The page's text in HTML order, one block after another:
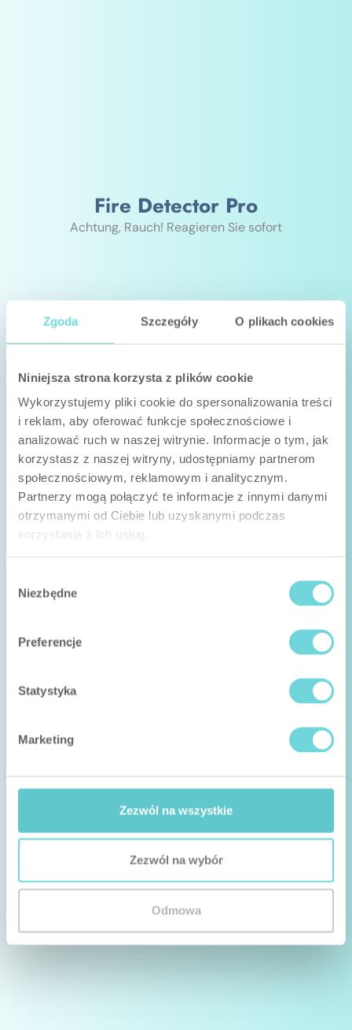
Zgoda Szczegóły O plikach cookies
Niniejsza strona korzysta z plików cookie
Wykorzystujemy pliki cookie do spersonalizowania treści
i reklam, aby oferować funkcje społecznościowe i
analizować ruch w naszej witrynie. Informacje o tym, jak
korzystasz z naszej witryny, udostępniamy partnerom
społecznościowym, reklamowym i analitycznym.
Partnerzy mogą połączyć te informacje z innymi danymi
otrzymanymi od Ciebie lub uzyskanymi podczas
korzystania z ich usług.
zgody
Niezbędne
Preferencje
Statystyka
Marketing
Zezwól na wszystkie
Zezwól na wybór
Odmowa
Fire Detector Pro
Achtung, Rauch! Reagieren Sie sofort